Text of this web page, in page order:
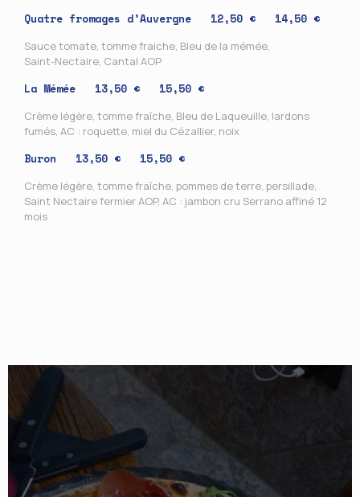
Quatre fromages d’Auvergne 12,50 € 14,50 €
Sauce tomate, tomme fraiche, Bleu de la mémée,
Saint-Nectaire, Cantal AOP
La Mémée 13,50 € 15,50 €
Crème légère, tomme fraîche, Bleu de Laqueuille, lardons
fumés, AC : roquette, miel du Cézallier, noix
Buron 13,50 € 15,50 €
Crème légère, tomme fraîche, pommes de terre, persillade,
Saint Nectaire fermier AOP, AC : jambon cru Serrano affiné 12
mois